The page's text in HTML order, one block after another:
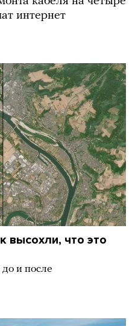
интернет
высохли, что это
и после